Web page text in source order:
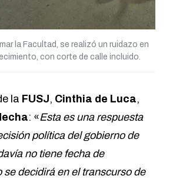
la Facultad, se realizó un ruidazo en
con corte de calle incluido.
la FUSJ, Cinthia de Luca,
: «Esta es una respuesta
política del gobierno de
no tiene fecha de
se decidirá en el transcurso de